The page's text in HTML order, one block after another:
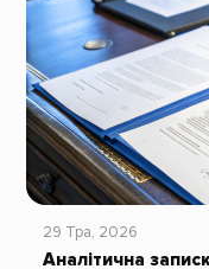
29 Тра, 2026
Аналітична